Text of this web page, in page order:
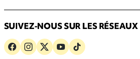
SUIVEZ-NOUS SUR LES RÉSEAUX